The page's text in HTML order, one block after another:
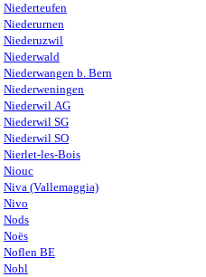
Niederteufen
Niederurnen
Niederuzwil
Niederwald
Niederwangen b. Bern
Niederweningen
Niederwil AG
Niederwil SG
Niederwil SO
Nierlet-les-Bois
Niouc
Niva (Vallemaggia)
Nivo
Nods
Noës
Noflen BE
Nohl